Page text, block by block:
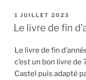
PUBLIÉ
LE
1 JUILLET 2023
Le livre de fin
Le livre de fin
c’est un bon livre
Castel puis adapté